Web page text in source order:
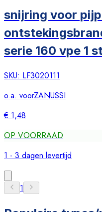
snijring voor
serie 160 vpe 1
SKU: LF3020111
o.a. voorZANUSSI
€ 1,48
OP VOORRAAD
1 - 3 dagen levertijd
1